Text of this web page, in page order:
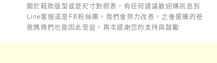
關於鞋款版型或是尺寸對照表，有任何建議歡迎傳訊息到
Line客服或是FB粉絲團，我們會努力改善，之後選購的爸
爸媽媽們也能因此受益，再次感謝您的支持與鼓勵